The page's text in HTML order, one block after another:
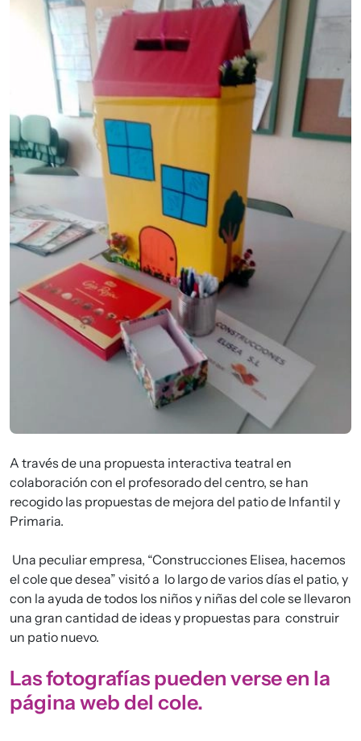
A través de una propuesta interactiva teatral en
colaboración con el profesorado del centro, se han
recogido las propuestas de mejora del patio de Infantil y
Primaria.
Una peculiar empresa, “Construcciones Elisea, hacemos
el cole que desea” visitó a lo largo de varios días el patio, y
con la ayuda de todos los niños y niñas del cole se llevaron
una gran cantidad de ideas y propuestas para construir
un patio nuevo.
Las fotografías pueden verse en la
página web del cole.